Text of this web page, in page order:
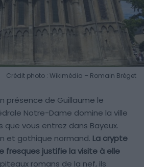
Crédit photo : Wikimédia – Romain Bréget
présence de Guillaume le
Notre-Dame domine la ville
que vous entrez dans Bayeux.
et gothique normand. La crypte
fresques justifie la visite à elle
romans de la nef, ils